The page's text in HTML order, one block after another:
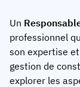
Fusion des
Effectifs
Fabrication
Voir tous les
Logistique
KLM Cargo
Base
Webinaires
Assistance
Un
professionnel
son expertise
gestion de
explorer les